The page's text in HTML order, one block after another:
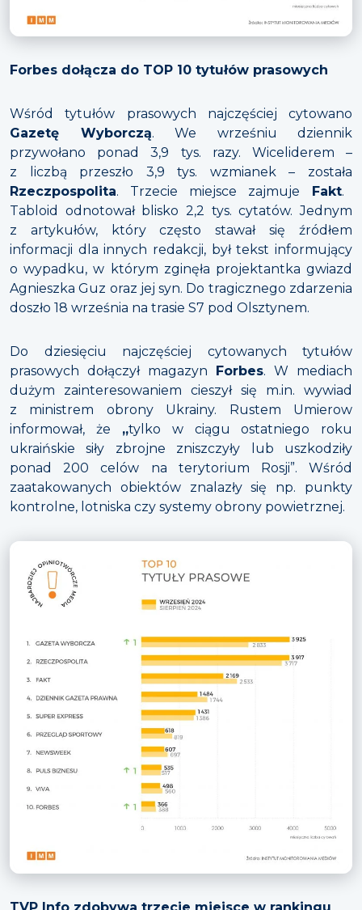
Forbes dołącza do TOP 10 tytułów prasowych
Wśród tytułów prasowych najczęściej cytowano
Gazetę Wyborczą. We wrześniu dziennik
przywołano ponad 3,9 tys. razy. Wiceliderem –
z liczbą przeszło 3,9 tys. wzmianek – została
Rzeczpospolita. Trzecie miejsce zajmuje Fakt.
Tabloid odnotował blisko 2,2 tys. cytatów. Jednym
z artykułów, który często stawał się źródłem
informacji dla innych redakcji, był tekst informujący
o wypadku, w którym zginęła projektantka gwiazd
Agnieszka Guz oraz jej syn. Do tragicznego zdarzenia
doszło 18 września na trasie S7 pod Olsztynem.
Do dziesięciu najczęściej cytowanych tytułów
prasowych dołączył magazyn Forbes. W mediach
dużym zainteresowaniem cieszył się m.in. wywiad
z ministrem obrony Ukrainy. Rustem Umierow
informował, że „tylko w ciągu ostatniego roku
ukraińskie siły zbrojne zniszczyły lub uszkodziły
ponad 200 celów na terytorium Rosji”. Wśród
zaatakowanych obiektów znalazły się np. punkty
kontrolne, lotniska czy systemy obrony powietrznej.